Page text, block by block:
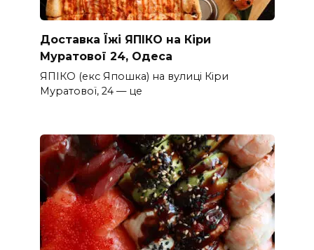
Доставка Їжі ЯПІКО на Кіри
Муратової 24, Одеса
ЯПІКО (екс Япошка) на вулиці Кіри
Муратової, 24 — це